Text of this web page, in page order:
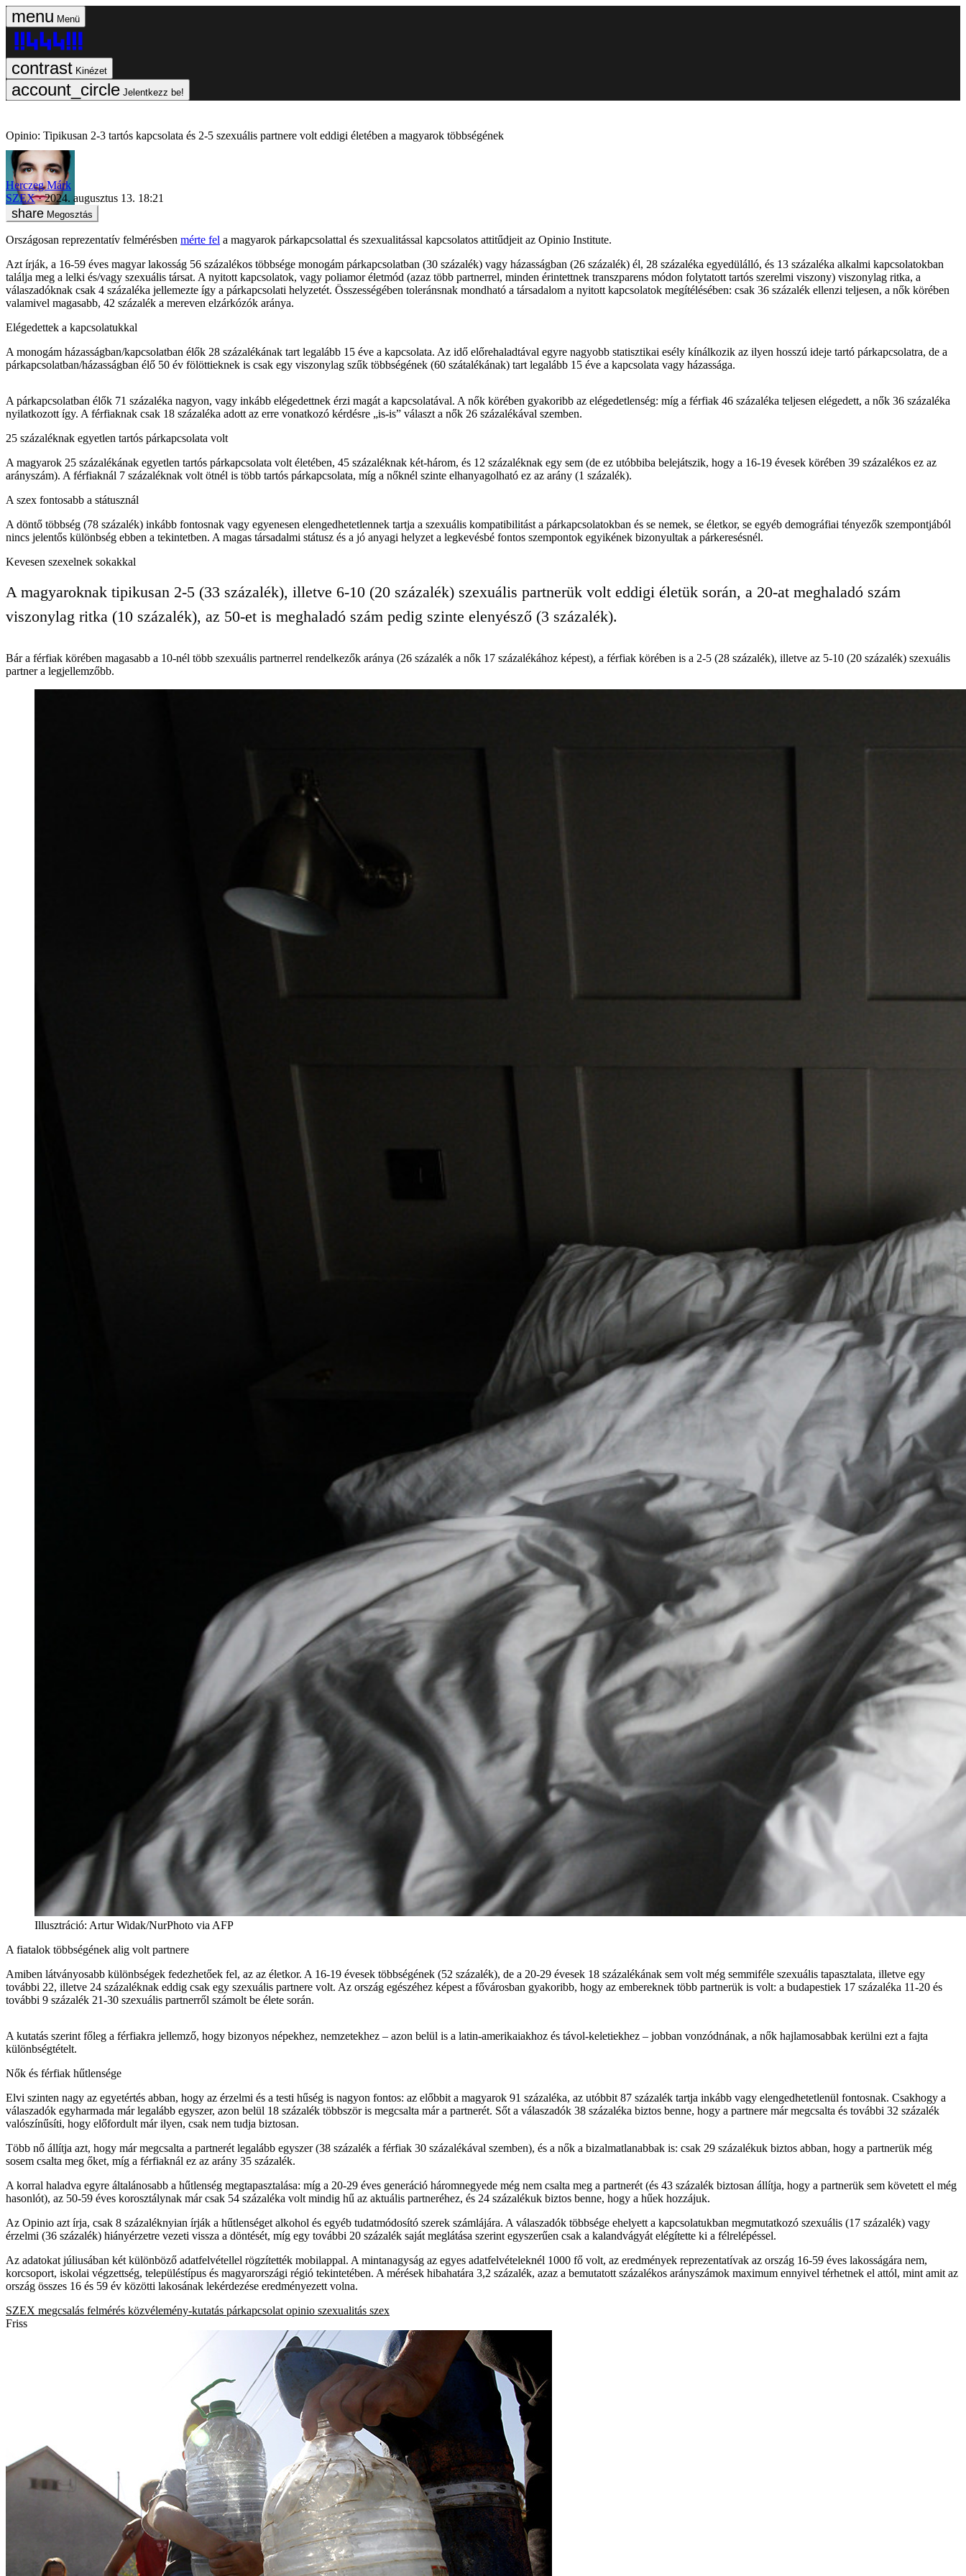
Menü
Kinézet
Jelentkezz be!
Opinio: Tipikusan 2-3 tartós kapcsolata és 2-5 szexuális partnere volt eddigi életében a magyarok többségének
Herczeg Márk
SZEX
2024. augusztus 13. 18:21
Megosztás
Országosan reprezentatív felmérésben mérte fel a magyarok párkapcsolattal és szexualitással kapcsolatos attitűdjeit az Opinio Institute.
Azt írják, a 16-59 éves magyar lakosság 56 százalékos többsége monogám párkapcsolatban (30 százalék) vagy házasságban (26 százalék) él, 28 százaléka egyedülálló, és 13 százaléka alkalmi kapcsolatokban
találja meg a lelki és/vagy szexuális társat. A nyitott kapcsolatok, vagy poliamor életmód (azaz több partnerrel, minden érintettnek transzparens módon folytatott tartós szerelmi viszony) viszonylag ritka, a
válaszadóknak csak 4 százaléka jellemezte így a párkapcsolati helyzetét. Összességében toleránsnak mondható a társadalom a nyitott kapcsolatok megítélésében: csak 36 százalék ellenzi teljesen, a nők körében
valamivel magasabb, 42 százalék a mereven elzárkózók aránya.
Elégedettek a kapcsolatukkal
A monogám házasságban/kapcsolatban élők 28 százalékának tart legalább 15 éve a kapcsolata. Az idő előrehaladtával egyre nagyobb statisztikai esély kínálkozik az ilyen hosszú ideje tartó párkapcsolatra, de a
párkapcsolatban/házasságban élő 50 év fölöttieknek is csak egy viszonylag szűk többségének (60 szátalékának) tart legalább 15 éve a kapcsolata vagy házassága.
A párkapcsolatban élők 71 százaléka nagyon, vagy inkább elégedettnek érzi magát a kapcsolatával. A nők körében gyakoribb az elégedetlenség: míg a férfiak 46 százaléka teljesen elégedett, a nők 36 százaléka
nyilatkozott így. A férfiaknak csak 18 százaléka adott az erre vonatkozó kérdésre „is-is” választ a nők 26 százalékával szemben.
25 százaléknak egyetlen tartós párkapcsolata volt
A magyarok 25 százalékának egyetlen tartós párkapcsolata volt életében, 45 százaléknak két-három, és 12 százaléknak egy sem (de ez utóbbiba belejátszik, hogy a 16-19 évesek körében 39 százalékos ez az
arányszám). A férfiaknál 7 százaléknak volt ötnél is több tartós párkapcsolata, míg a nőknél szinte elhanyagolható ez az arány (1 százalék).
A szex fontosabb a státusznál
A döntő többség (78 százalék) inkább fontosnak vagy egyenesen elengedhetetlennek tartja a szexuális kompatibilitást a párkapcsolatokban és se nemek, se életkor, se egyéb demográfiai tényezők szempontjából
nincs jelentős különbség ebben a tekintetben. A magas társadalmi státusz és a jó anyagi helyzet a legkevésbé fontos szempontok egyikének bizonyultak a párkeresésnél.
Kevesen szexelnek sokakkal
A magyaroknak tipikusan 2-5 (33 százalék), illetve 6-10 (20 százalék) szexuális partnerük volt eddigi életük során, a 20-at meghaladó szám
viszonylag ritka (10 százalék), az 50-et is meghaladó szám pedig szinte elenyésző (3 százalék).
Bár a férfiak körében magasabb a 10-nél több szexuális partnerrel rendelkezők aránya (26 százalék a nők 17 százalékához képest), a férfiak körében is a 2-5 (28 százalék), illetve az 5-10 (20 százalék) szexuális
partner a legjellemzőbb.
Illusztráció: Artur Widak/NurPhoto via AFP
A fiatalok többségének alig volt partnere
Amiben látványosabb különbségek fedezhetőek fel, az az életkor. A 16-19 évesek többségének (52 százalék), de a 20-29 évesek 18 százalékának sem volt még semmiféle szexuális tapasztalata, illetve egy
további 22, illetve 24 százaléknak eddig csak egy szexuális partnere volt. Az ország egészéhez képest a fővárosban gyakoribb, hogy az embereknek több partnerük is volt: a budapestiek 17 százaléka 11-20 és
további 9 százalék 21-30 szexuális partnerről számolt be élete során.
A kutatás szerint főleg a férfiakra jellemző, hogy bizonyos népekhez, nemzetekhez – azon belül is a latin-amerikaiakhoz és távol-keletiekhez – jobban vonzódnának, a nők hajlamosabbak kerülni ezt a fajta
különbségtételt.
Nők és férfiak hűtlensége
Elvi szinten nagy az egyetértés abban, hogy az érzelmi és a testi hűség is nagyon fontos: az előbbit a magyarok 91 százaléka, az utóbbit 87 százalék tartja inkább vagy elengedhetetlenül fontosnak. Csakhogy a
válaszadók egyharmada már legalább egyszer, azon belül 18 százalék többször is megcsalta már a partnerét. Sőt a válaszadók 38 százaléka biztos benne, hogy a partnere már megcsalta és további 32 százalék
valószínűsíti, hogy előfordult már ilyen, csak nem tudja biztosan.
Több nő állítja azt, hogy már megcsalta a partnerét legalább egyszer (38 százalék a férfiak 30 százalékával szemben), és a nők a bizalmatlanabbak is: csak 29 százalékuk biztos abban, hogy a partnerük még
sosem csalta meg őket, míg a férfiaknál ez az arány 35 százalék.
A korral haladva egyre általánosabb a hűtlenség megtapasztalása: míg a 20-29 éves generáció háromnegyede még nem csalta meg a partnerét (és 43 százalék biztosan állítja, hogy a partnerük sem követett el még
hasonlót), az 50-59 éves korosztálynak már csak 54 százaléka volt mindig hű az aktuális partneréhez, és 24 százalékuk biztos benne, hogy a hűek hozzájuk.
Az Opinio azt írja, csak 8 százaléknyian írják a hűtlenséget alkohol és egyéb tudatmódosító szerek számlájára. A válaszadók többsége ehelyett a kapcsolatukban megmutatkozó szexuális (17 százalék) vagy
érzelmi (36 százalék) hiányérzetre vezeti vissza a döntését, míg egy további 20 százalék saját meglátása szerint egyszerűen csak a kalandvágyát elégítette ki a félrelépéssel.
Az adatokat júliusában két különböző adatfelvétellel rögzítették mobilappal. A mintanagyság az egyes adatfelvételeknél 1000 fő volt, az eredmények reprezentatívak az ország 16-59 éves lakosságára nem,
korcsoport, iskolai végzettség, településtípus és magyarországi régió tekintetében. A mérések hibahatára 3,2 százalék, azaz a bemutatott százalékos arányszámok maximum ennyivel térhetnek el attól, mint amit az
ország összes 16 és 59 év közötti lakosának lekérdezése eredményezett volna.
SZEX megcsalás felmérés közvélemény-kutatás párkapcsolat opinio szexualitás szex
Friss